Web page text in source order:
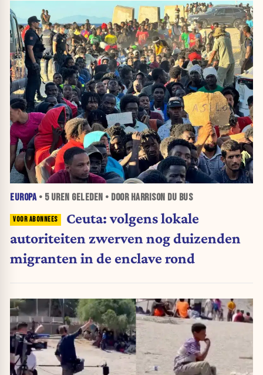
EUROPA• 5 UREN GELEDEN • DOOR HARRISON DU BUS
Ceuta: volgens lokale
autoriteiten zwerven nog duizenden
migranten in de enclave rond